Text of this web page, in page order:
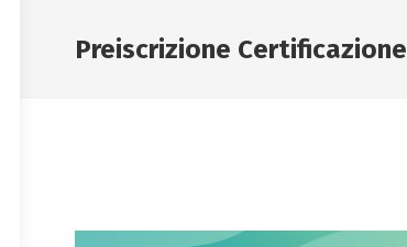
Preiscrizione Certificazione